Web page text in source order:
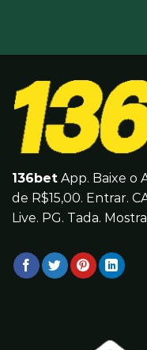
136bet App. Baixe o
de R$15,00. Entrar.
Live. PG. Tada.